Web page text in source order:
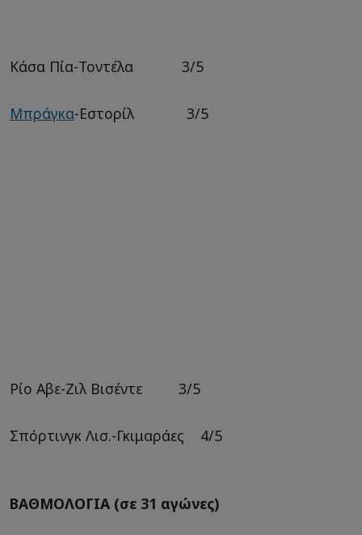
Κάσα Πία-Τοντέλα 3/5
Μπράγκα-Εστορίλ 3/5
Ρίο Αβε-Ζιλ Βισέντε 3/5
Σπόρτινγκ Λισ.-Γκιμαράες 4/5
ΒΑΘΜΟΛΟΓΙΑ (σε 31 αγώνες)